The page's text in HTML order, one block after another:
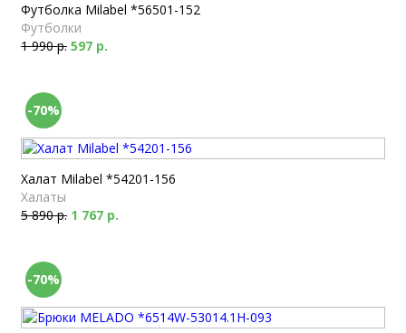
Футболка Milabel *56501-152
Футболки
1 990 р. 597 р.
-70%
Халат Milabel *54201-156
Халаты
5 890 р. 1 767 р.
-70%